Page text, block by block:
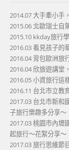
2014.07 大手牽小手
2015.06 北歐瑞士自
2015.10 kkday旅行
2016.03 看見孩子的
2016.04 背包歐洲旅
2016.04 欣旅遊講堂
2016.05 小資旅行這
2016.11 台北市立教
2017.03 台北市新和
子旅行樂趣多分享～
2017.03 桃園市內壢
起旅行～花絮分享～
2017.03 旅行思維節